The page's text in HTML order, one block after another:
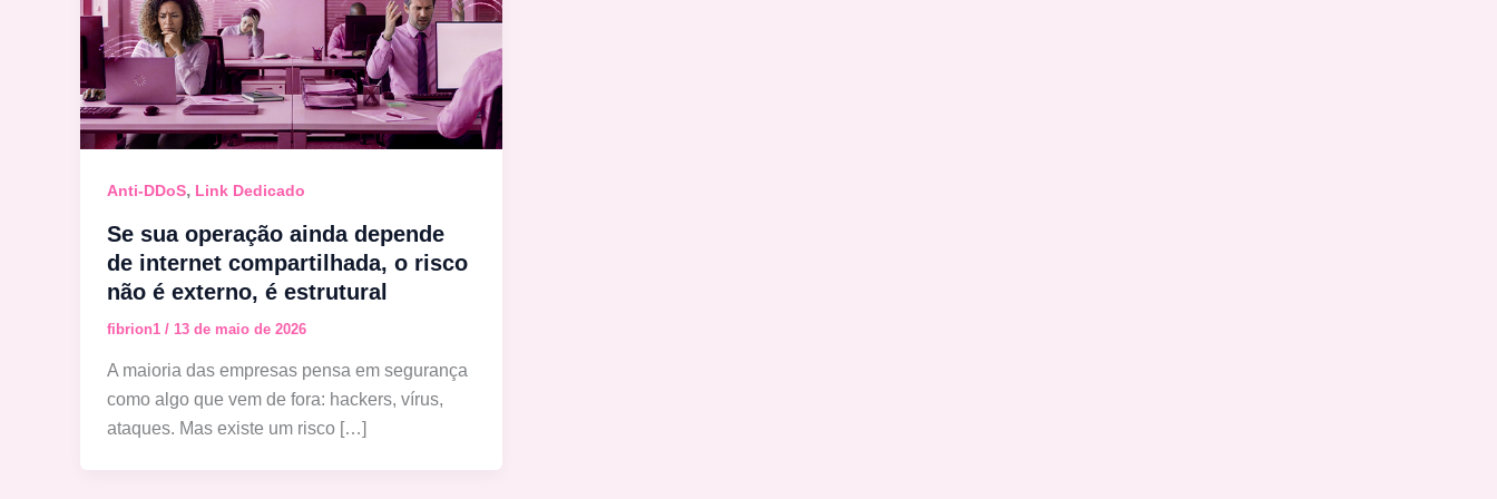
Anti-DDoS, Link Dedicado
Se sua operação ainda depende
de internet compartilhada, o risco
não é externo, é estrutural
fibrion1 / 13 de maio de 2026
A maioria das empresas pensa em segurança
como algo que vem de fora: hackers, vírus,
ataques. Mas existe um risco […]